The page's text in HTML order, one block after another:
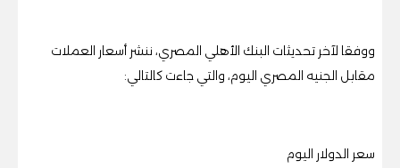
ووفقا لآخر تحديثات البنك الأهلي المصري، ننشر أسعار العملات
مقابل الجنيه المصري اليوم، والتي جاءت كالتالي:
سعر الدولار اليوم